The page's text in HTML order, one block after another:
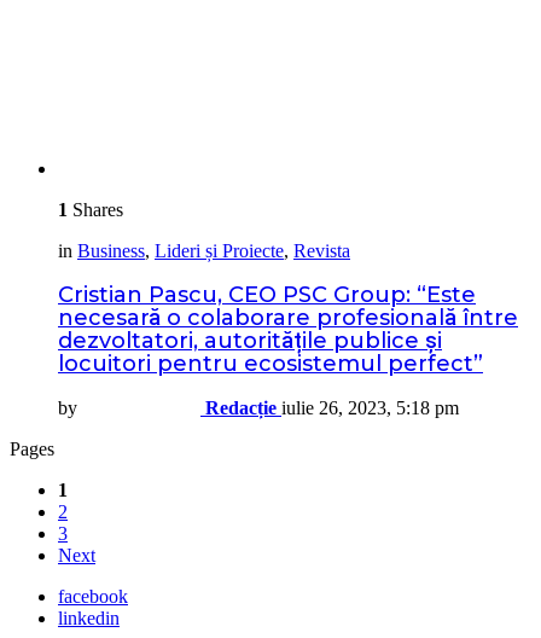
1 Shares
in Business, Lideri și Proiecte, Revista
Cristian Pascu, CEO PSC Group: “Este
necesară o colaborare profesională între
dezvoltatori, autoritățile publice și
locuitori pentru ecosistemul perfect”
by Redacție iulie 26, 2023, 5:18 pm
Pages
1
2
3
Next
facebook
linkedin